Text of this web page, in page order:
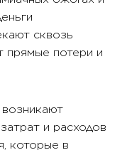
сквозь
прямые потери и
и расходов
которые в